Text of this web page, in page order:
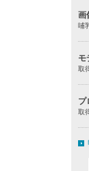
画
哺
モ
取
プ
取